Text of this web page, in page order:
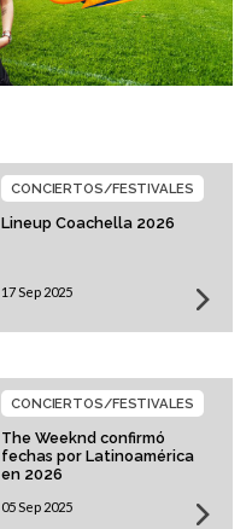
Lineup Coachella 2026
CONCIERTOS/FESTIVALES
17 Sep 2025
The Weeknd confirmó
fechas por Latinoamérica
en 2026
CONCIERTOS/FESTIVALES
05 Sep 2025